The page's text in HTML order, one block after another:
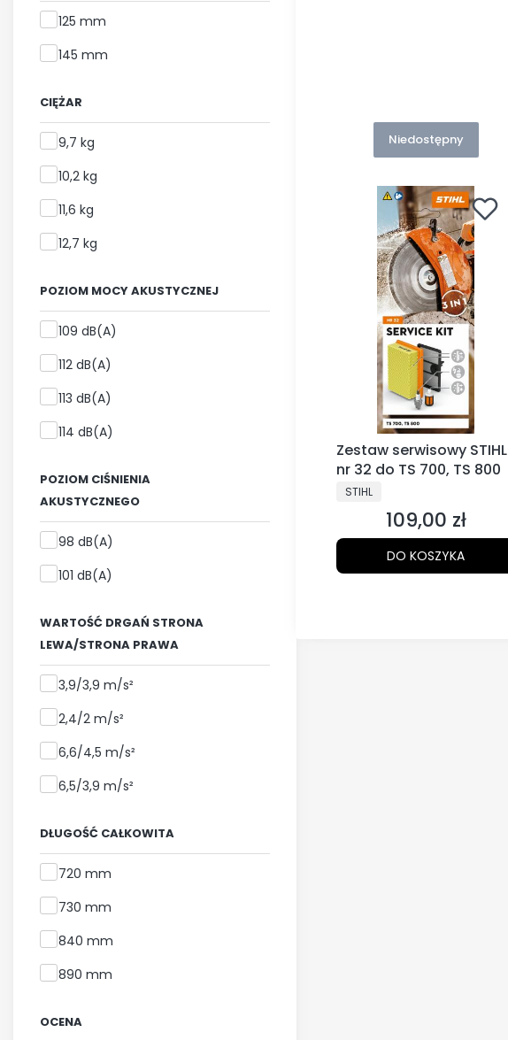
Maks. głębokość cięcia
125 mm
145 mm
CIĘŻAR
Ciężar
9,7 kg
10,2 kg
11,6 kg
12,7 kg
POZIOM MOCY AKUSTYCZNEJ
Poziom mocy akustycznej
109 dB(A)
112 dB(A)
113 dB(A)
114 dB(A)
POZIOM CIŚNIENIA
AKUSTYCZNEGO
Poziom ciśnienia akustycznego
98 dB(A)
101 dB(A)
WARTOŚĆ DRGAŃ STRONA
LEWA/STRONA PRAWA
Wartość drgań strona lewa/strona prawa
3,9/3,9 m/s²
2,4/2 m/s²
6,6/4,5 m/s²
6,5/3,9 m/s²
DŁUGOŚĆ CAŁKOWITA
Długość całkowita
720 mm
730 mm
840 mm
890 mm
OCENA
Niedostępny
Zestaw serwisowy STIHL
nr 32 do TS 700, TS 800
PRODUCENT
STIHL
Cena
109,00 zł
DO KOSZYKA